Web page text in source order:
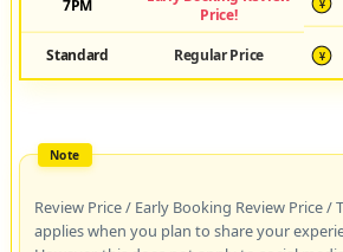
7PM
Price!
¥
Standard Regular Price ¥
Review Price / Early Booking Review Price /
applies when you plan to share your